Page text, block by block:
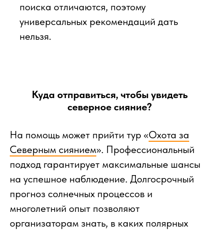
поиска отличаются, поэтому
универсальных рекомендаций дать
нельзя.
Куда отправиться, чтобы увидеть
северное сияние?
На помощь может прийти тур «Охота за
Северным сиянием». Профессиональный
подход гарантирует максимальные шансы
на успешное наблюдение. Долгосрочный
прогноз солнечных процессов и
многолетний опыт позволяют
организаторам знать, в каких полярных